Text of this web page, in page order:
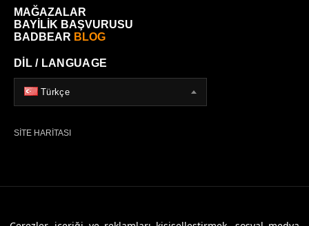
MAĞAZALAR
BAYİLİK BAŞVURUSU
BADBEAR BLOG
DİL / LANGUAGE
Türkçe
SİTE HARİTASI